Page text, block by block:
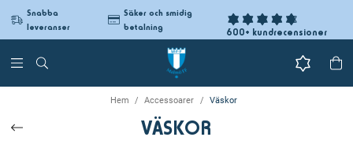
Snabba
leveranser
Säker och smidig
betalning
600+ kundrecensioner
Hem Accessoarer Väskor
VÄSKOR